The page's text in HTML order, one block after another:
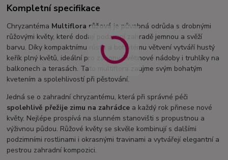
Kompletní specifikace
Chryzantéma Multiflora růžová je půvabná odrůda s drobnými
růžovými květy, které dodají podzimní zahradě jemnou a svěží
barvu. Díky kompaktnímu růstu a bohatému větvení vytváří hustý
keřík plný květů, ideální pro záhony, květinové nádoby i truhlíky na
balkonech a terasách. Tato multiflora zaujme svým bohatým
kvetením a spolehlivostí při pěstování.
Jedná se o zahradní chryzantému, která při správné péči
spolehlivě přežije zimu na zahrádce a každý rok přinese nové
květy. Nejlépe prospívá na slunném stanovišti s propustnou a
výživnou půdou. Růžové květy se skvěle kombinují s dalšími
podzimními rostlinami i okrasnými travinami a vytvářejí elegantní a
pestrou zahradní kompozici.